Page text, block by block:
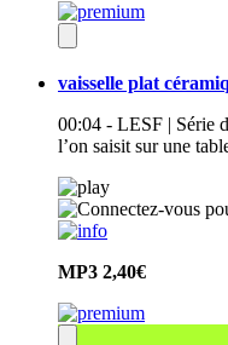
vaisselle plat
00:04 - LESF | Série
l’on saisit sur une
MP3 2,40€